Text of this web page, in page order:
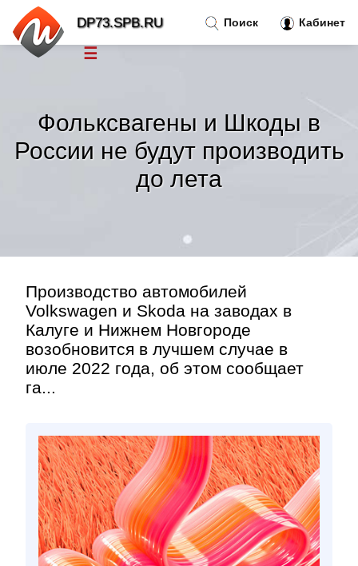
Фольксвагены и Шкоды в
России не будут производить
до лета
Производство автомобилей
Volkswagen и Skoda на заводах в
Калуге и Нижнем Новгороде
возобновится в лучшем случае в
июле 2022 года, об этом сообщает
га...
Поиск Кабинет
DP73.SPB.RU
☰
Тренды новостей»